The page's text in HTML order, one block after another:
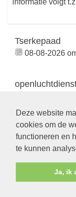
Deze website
cookies om de
functioneren en
te kunnen
Ja, ik
informatie volgt
Tserkepaad
08-08-2026
Volg ons op: